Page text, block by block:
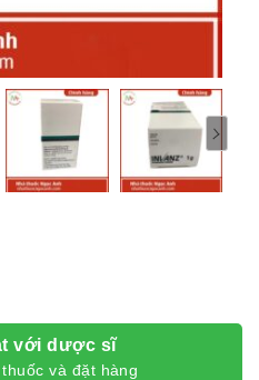
với dược sĩ
và đặt hàng